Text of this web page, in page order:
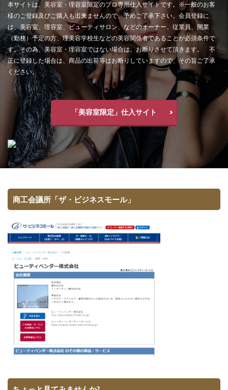
本サイトは、美容室・理容室限定のプロ専用仕入サイトです。※一般のお客
様のご登録及びご購入も出来ませんので、予めご了承下さい。会員登録に
は、美容室、理容室、ビューティサロン、などのオーナー、従業員、開業
（勤務）予定の方、理美容学校生などの美容関係者であることが必須条件で
す。その為、美容室・理容室ではない場合は、お断りさせて頂きます。 不
正に登録した場合は、商品の出荷等はお断りしていますので、その旨ご了承
ください。
「美容室限定」仕入サイト
商工会議所「ザ・ビジネスモール」